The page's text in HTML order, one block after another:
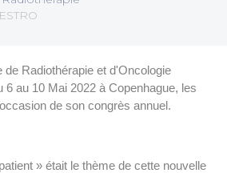
de Radiothérapie et d'Oncologie
6 au 10 Mai 2022 à Copenhague, les
de son congrès annuel.
» était le thème de cette nouvelle